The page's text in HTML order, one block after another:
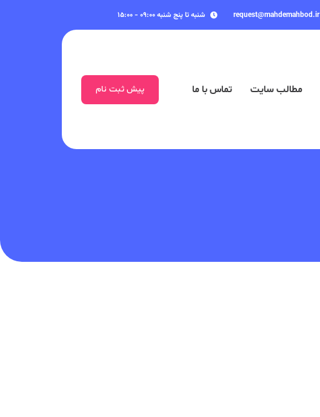
request@mahdemahbod.ir شنبه تا پنج شنبه ۰۹:۰۰ - ۱۵:۰۰
مطالب سایت تماس با ما پیش ثبت نام